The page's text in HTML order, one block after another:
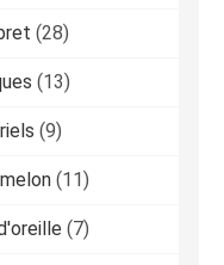
(28)
(13)
(9)
(11)
(7)